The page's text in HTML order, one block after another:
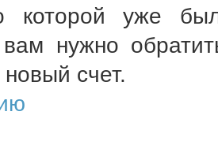
которой уже
нужно
новый счет.